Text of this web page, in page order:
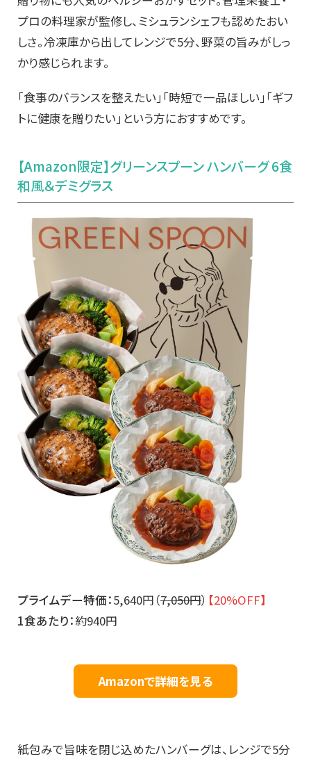
プロの料理家が監修し、ミシュランシェフも認めたおい
しさ。冷凍庫から出してレンジで5分、野菜の旨みがしっ
かり感じられます。
「食事のバランスを整えたい」「時短で一品ほしい」「ギフ
トに健康を贈りたい」という方におすすめです。
【Amazon限定】グリーンスプーン ハンバーグ 6食
和風＆デミグラス
プライムデー特価：5,640円（7,050円） 【20%OFF】
1食あたり：約940円
Amazonで詳細を見る
紙包みで旨味を閉じ込めたハンバーグは、レンジで5分